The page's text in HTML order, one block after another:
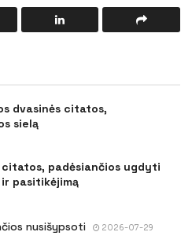
dvasinės citatos,
sielą
padėsiančios ugdyti
pasitikėjimą
nusišypsoti 2026-07-29